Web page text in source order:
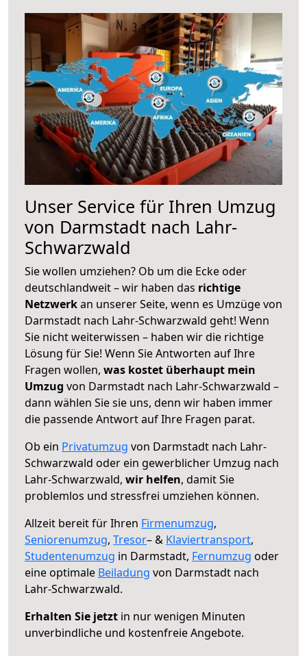
Unser Service für Ihren Umzug
von Darmstadt nach Lahr-
Schwarzwald
Sie wollen umziehen? Ob um die Ecke oder
deutschlandweit – wir haben das richtige
Netzwerkan unserer Seite, wenn es Umzüge von
Darmstadt nach Lahr-Schwarzwald geht! Wenn
Sie nicht weiterwissen – haben wir die richtige
Lösung für Sie! Wenn Sie Antworten auf Ihre
Fragen wollen, was kostet überhaupt mein
Umzug von Darmstadt nach Lahr-Schwarzwald –
dann wählen Sie sie uns, denn wir haben immer
die passende Antwort auf Ihre Fragen parat.
Ob ein Privatumzug von Darmstadt nach Lahr-
Schwarzwald oder ein gewerblicher Umzug nach
Lahr-Schwarzwald, wir helfen, damit Sie
problemlos und stressfrei umziehen können.
Allzeit bereit für Ihren Firmenumzug,
Seniorenumzug, Tresor– & Klaviertransport,
Studentenumzug in Darmstadt, Fernumzug oder
eine optimale Beiladung von Darmstadt nach
Lahr-Schwarzwald.
Erhalten Sie jetzt in nur wenigen Minuten
unverbindliche und kostenfreie Angebote.